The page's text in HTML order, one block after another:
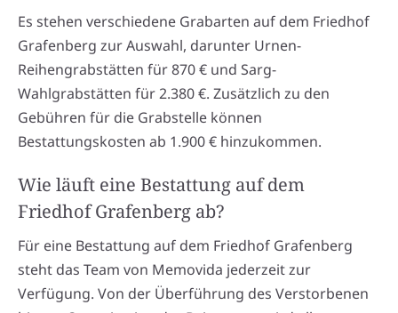
Es stehen verschiedene Grabarten auf dem Friedhof
Grafenberg zur Auswahl, darunter Urnen-
Reihengrabstätten für 870 € und Sarg-
Wahlgrabstätten für 2.380 €. Zusätzlich zu den
Gebühren für die Grabstelle können
Bestattungskosten ab 1.900 € hinzukommen.
Wie läuft eine Bestattung auf dem
Friedhof Grafenberg ab?
Für eine Bestattung auf dem Friedhof Grafenberg
steht das Team von Memovida jederzeit zur
Verfügung. Von der Überführung des Verstorbenen